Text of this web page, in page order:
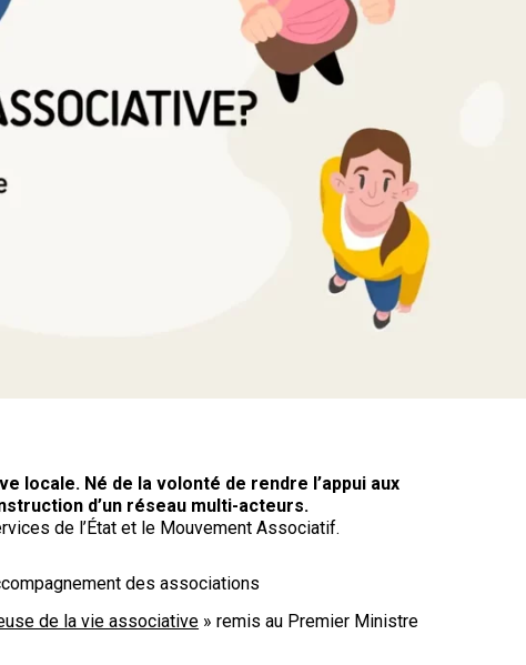
locale. Né de la volonté de rendre l’appui aux
d’un réseau multi-acteurs.
de l’État et le Mouvement Associatif.
des associations
de la vie associative » remis au Premier Ministre